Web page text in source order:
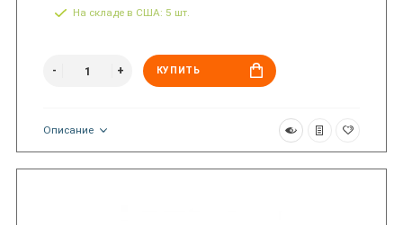
На складе в США: 5 шт.
КУПИТЬ
Описание